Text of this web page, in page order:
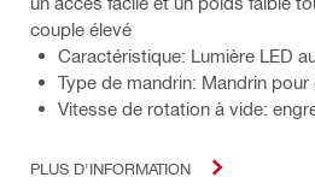
couple élevé
Caractéristique: Lumière LED
Type de mandrin: Mandrin
Vitesse de rotation à vide:
PLUS D'INFORMATION